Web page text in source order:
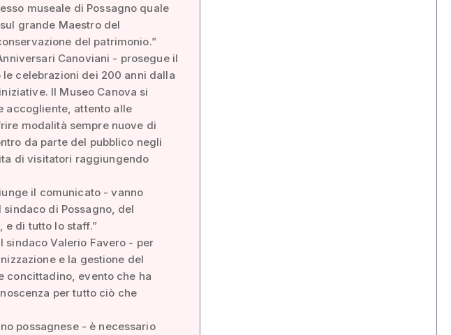
museale di Possagno quale
grande Maestro del
del patrimonio.”
Canoviani - prosegue il
celebrazioni dei 200 anni dalla
Il Museo Canova si
accogliente, attento alle
modalità sempre nuove di
da parte del pubblico negli
di visitatori raggiungendo
il comunicato - vanno
di Possagno, del
e di tutto lo staff.”
sindaco Valerio Favero - per
e la gestione del
concittadino, evento che ha
per tutto ciò che
possagnese - è necessario